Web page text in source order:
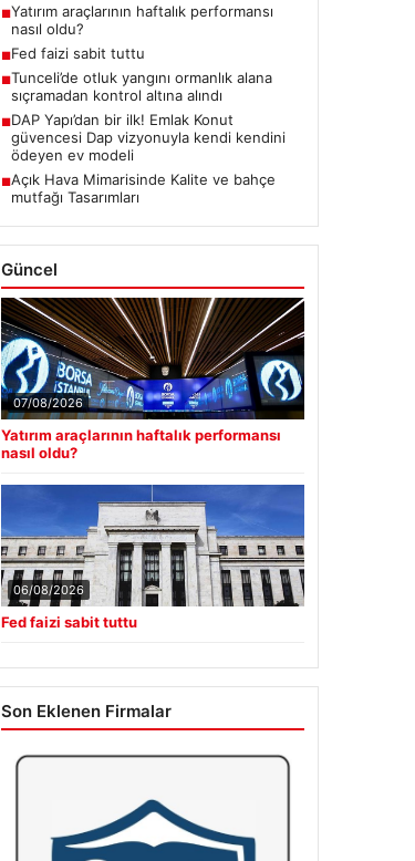
■Yatırım araçlarının haftalık performansı
nasıl oldu?
■Fed faizi sabit tuttu
■Tunceli’de otluk yangını ormanlık alana
sıçramadan kontrol altına alındı
■DAP Yapı’dan bir ilk! Emlak Konut
güvencesi Dap vizyonuyla kendi kendini
ödeyen ev modeli
■Açık Hava Mimarisinde Kalite ve bahçe
mutfağı Tasarımları
Güncel
07/08/2026
Yatırım araçlarının haftalık performansı
nasıl oldu?
06/08/2026
Fed faizi sabit tuttu
Son Eklenen Firmalar